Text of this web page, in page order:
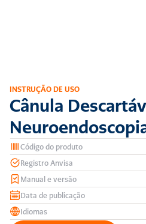
INSTRUÇÃO DE USO
Cânula
Código do produto
Registro Anvisa
Manual e versão
Data de publicação
Idiomas